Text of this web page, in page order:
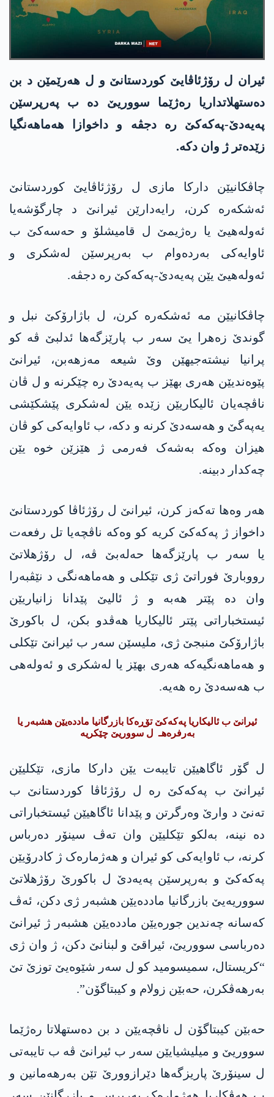
ئیران ل رۆژئاڤایێ کوردستانێ و ل هەرێمێن د بن
دەستهلاتداریا رەژێما سووریێ دە ب پەرپرسێن
پەیەدێ-پەکەکێ رە دجڤە و داخوازا هەماهەنگیا
زێدەتر ژ وان دکە.
چاڤکانیێن دارکا مازی ل رۆژئاڤایێ کوردستانێ
ئەشکەرە کرن، رایەدارێن ئیرانێ د چارگۆشەیا
ئەولەهیێ یا رەژیمێ ل قامیشلۆ و حەسەکێ ب
ئاوایەکی بەردەوام ب بەرپرسێن لەشکری و
ئەولەهیێ یێن پەیەدێ-پەکەکێ رە دجڤە.
چاڤکانیێن مە ئەشکەرە کرن، ل باژارۆکێ نبل و
گوندێ زەهرا یێ سەر ب پارێزگەها ئدلبێ ڤە کو
پرانیا نیشتەجیهێن وێ شیعە مەزهەبن، ئیرانێ
پێوەندیێن هەری بهێز ب پەیەدێ رە چێکرنە و ل ڤان
ناڤچەیان ئالیکاریێن زێدە یێن لەشکری پێشکێشی
یەپەگێ و هەسەدێ کرنە و دکە، ب ئاوایەکی کو ڤان
هیزان وەکە بەشەک فەرمی ژ هێزێن خوە یێن
چەکدار دبینە.
هەر وەها تەکەز کرن، ئیرانێ ل رۆژئاڤا کوردستانێ
داخواز ژ پەکەکێ کریە کو وەکە ناڤچەیا تل رفعەت
یا سەر ب پارێزگەها حەلەبێ ڤە، ل رۆژهلاتێ
رووبارێ فوراتێ ژی تێکلی و هەماهەنگی د نێڤبەرا
وان دە پێتر هەبە و ژ ئالیێ پێدانا زانیاریێن
ئیستخباراتی پێتر ئالیکاریا هەڤدو بکن، ل باکورێ
باژارۆکێ منبجێ ژی، ملیسێن سەر ب ئیرانێ تێکلی
و هەماهەنگیەکە هەری بهێز یا لەشکری و ئەولەهی
ب هەسەدێ رە هەیە.
ئیرانێ ب ئالیکاریا پەکەکێ تۆڕەکا بازرگانیا ماددەیێن هشبەر یا
بەرفرەهـ ل سووریێ چێکریە
ل گۆر ئاگاهیێن تایبەت یێن دارکا مازی، تێکلیێن
ئیرانێ ب پەکەکێ رە ل رۆژئاڤا کوردستانێ ب
تەنێ د وارێ وەرگرتن و پێدانا ئاگاهیێن ئیستخباراتی
دە نینە، بەلکو تێکلیێن وان تەڤ سینۆر دەرباس
کرنە، ب ئاوایەکی کو ئیران و هەژمارەک ژ کادرۆیێن
پەکەکێ و بەرپرسێن پەیەدێ ل باکورێ رۆژهلاتێ
سووریەیێ بازرگانیا ماددەیێن هشبەر ژی دکن، ئەڤ
کەسانە چەندین جورەیێن ماددەیێن هشبەر ژ ئیرانێ
دەرباسی سووریێ، ئیراقێ و لبنانێ دکن، ژ وان ژی
“کریستال، سمیسومید کو ل سەر شێوەیێ توزێ تێ
بەرهەڤکرن، حەبێن زولام و کیبتاگۆن”.
حەبێن کیبتاگۆن ل ناڤچەیێن د بن دەستهلاتا رەژێما
سووریێ و میلیشیایێن سەر ب ئیرانێ ڤە ب تایبەتی
ل سینۆرێ پاریزگەها دێرازوورێ تێن بەرهەمانین و